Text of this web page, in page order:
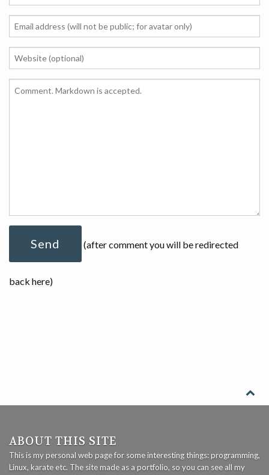
(after comment you will be redirected
back here)
ABOUT THIS SITE
This is my personal web page for some interesting things: programming,
Linux, karate etc. The site made as a portfolio, so you can see all my